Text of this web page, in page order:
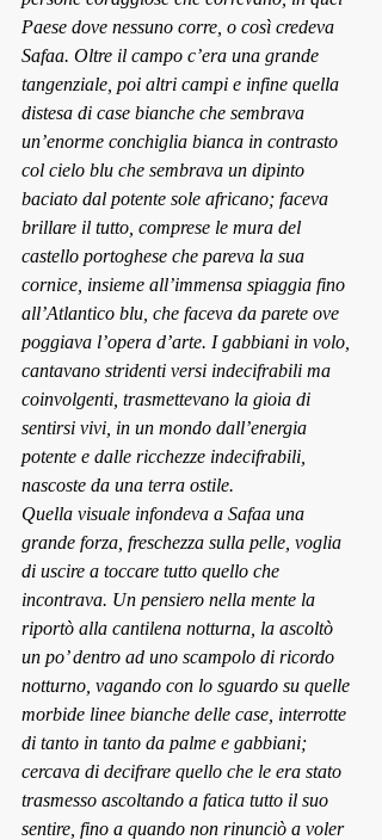
Paese dove nessuno corre, o così credeva
Safaa. Oltre il campo c’era una grande
tangenziale, poi altri campi e infine quella
distesa di case bianche che sembrava
un’enorme conchiglia bianca in contrasto
col cielo blu che sembrava un dipinto
baciato dal potente sole africano; faceva
brillare il tutto, comprese le mura del
castello portoghese che pareva la sua
cornice, insieme all’immensa spiaggia fino
all’Atlantico blu, che faceva da parete ove
poggiava l’opera d’arte. I gabbiani in volo,
cantavano stridenti versi indecifrabili ma
coinvolgenti, trasmettevano la gioia di
sentirsi vivi, in un mondo dall’energia
potente e dalle ricchezze indecifrabili,
nascoste da una terra ostile.
Quella visuale infondeva a Safaa una
grande forza, freschezza sulla pelle, voglia
di uscire a toccare tutto quello che
incontrava. Un pensiero nella mente la
riportò alla cantilena notturna, la ascoltò
un po’ dentro ad uno scampolo di ricordo
notturno, vagando con lo sguardo su quelle
morbide linee bianche delle case, interrotte
di tanto in tanto da palme e gabbiani;
cercava di decifrare quello che le era stato
trasmesso ascoltando a fatica tutto il suo
sentire, fino a quando non rinunciò a voler